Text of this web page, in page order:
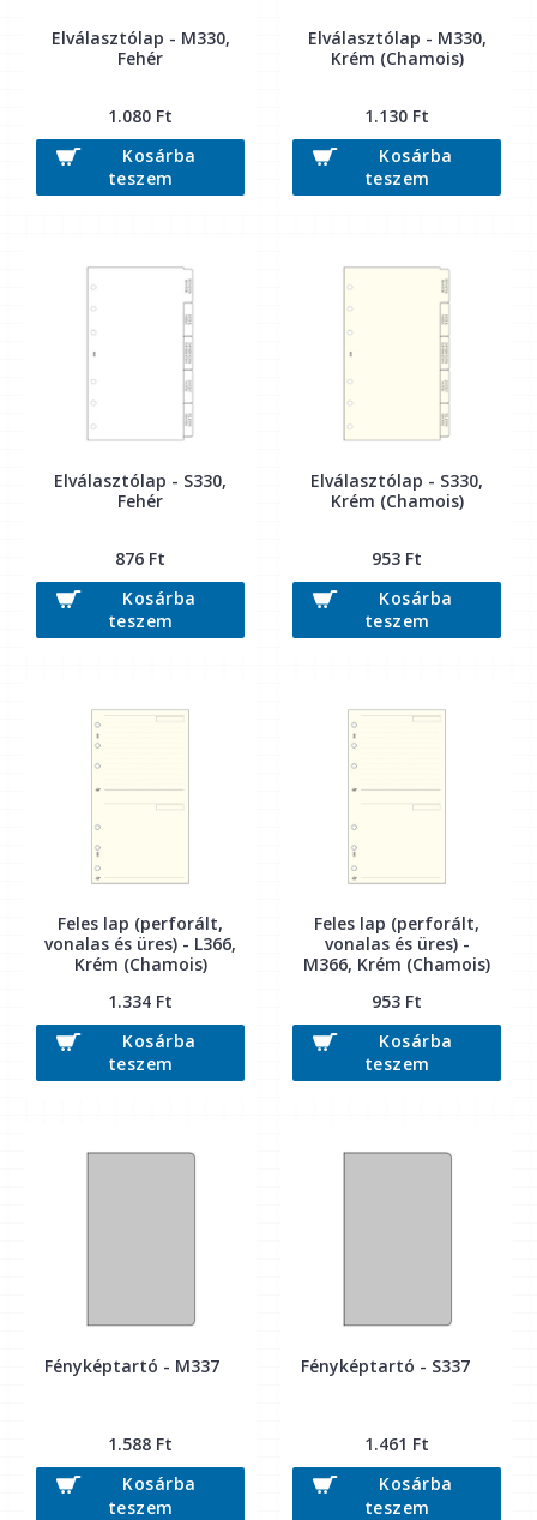
Elválasztólap - M330,
Fehér
1.080 Ft
Kosárba
teszem
Elválasztólap - M330,
Krém (Chamois)
1.130 Ft
Kosárba
teszem
Elválasztólap - S330,
Fehér
876 Ft
Kosárba
teszem
Elválasztólap - S330,
Krém (Chamois)
953 Ft
Kosárba
teszem
Feles lap (perforált,
vonalas és üres) - L366,
Krém (Chamois)
1.334 Ft
Kosárba
teszem
Feles lap (perforált,
vonalas és üres) -
M366, Krém (Chamois)
953 Ft
Kosárba
teszem
Fényképtartó - M337
1.588 Ft
Kosárba
teszem
Fényképtartó - S337
1.461 Ft
Kosárba
teszem